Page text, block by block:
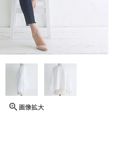
画像拡大